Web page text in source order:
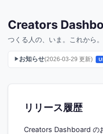
Creators
つくる人の、いま。これから。
▶お知らせ(2026-03-29 更新)
リリース履歴
Creators Dashboard の